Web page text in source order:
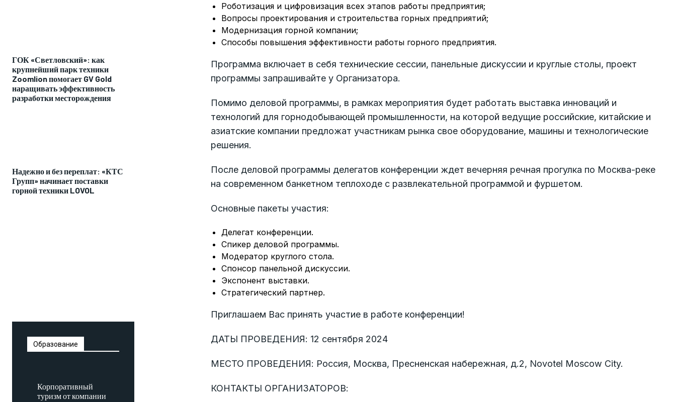
ГОК «Светловский»: как
крупнейший парк техники
Zoomlion помогает GV Gold
наращивать эффективность
разработки месторождения
Надежно и без переплат: «КТС
Групп» начинает поставки
горной техники LOVOL
Образование
Корпоративный
туризм от компании
Роботизация и цифровизация всех этапов работы предприятия;
Вопросы проектирования и строительства горных предприятий;
Модернизация горной компании;
Способы повышения эффективности работы горного предприятия.
Программа включает в себя технические сессии, панельные дискуссии и круглые столы, проект
программы запрашивайте у Организатора.
Помимо деловой программы, в рамках мероприятия будет работать выставка инноваций и
технологий для горнодобывающей промышленности, на которой ведущие российские, китайские и
азиатские компании предложат участникам рынка свое оборудование, машины и технологические
решения.
После деловой программы делегатов конференции ждет вечерняя речная прогулка по Москва-реке
на современном банкетном теплоходе с развлекательной программой и фуршетом.
Основные пакеты участия:
Делегат конференции.
Спикер деловой программы.
Модератор круглого стола.
Спонсор панельной дискуссии.
Экспонент выставки.
Стратегический партнер.
Приглашаем Вас принять участие в работе конференции!
ДАТЫ ПРОВЕДЕНИЯ: 12 сентября 2024
МЕСТО ПРОВЕДЕНИЯ: Россия, Москва, Пресненская набережная, д.2, Novotel Moscow City.
КОНТАКТЫ ОРГАНИЗАТОРОВ: